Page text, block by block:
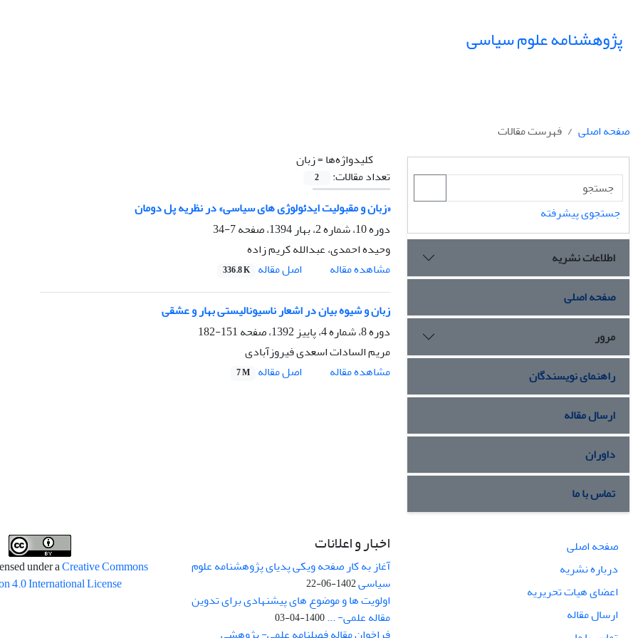
پژوهشنامه علوم سیاسی
صفحه اصلی
فهرست مقالات
کلیدواژه‌ها =زبان
تعداد مقالات:
2
«زبان و مقبولیت ایدئولوژی های سیاسی» در نظریه پل دومان
دوره 10، شماره 2، بهار 1394، صفحه
7-34
وحیده احمدی، عبدالله کریم زاده
مشاهده مقاله
اصل مقاله 336.8 K
زبان و شیوه بیان در اشعار ناسیونالیستی بهار و عشقی
دوره 8، شماره 4، پاییز 1392، صفحه
151-182
مریم السادات اسعدی فیروزآبادی
مشاهده مقاله
اصل مقاله 7 M
جستجوی پیشرفته
اطلاعات نشریه
صفحه اصلی
مرور
راهنمای نویسندگان
ارسال مقاله
داوران
تماس با ما
صفحه اصلی
درباره نشریه
اعضای هیات تحریریه
ارسال مقاله
اخبار و اعلانات
آغاز به کار صفحه ویکی پدیای پژوهشنامه علوم
سیاسی1402-06-22
اولویت ها و موضوع های پیشنهادی برای تدوین
مقاله علمی- ...1400-04-03
under aCreative Commons
4.0 International License